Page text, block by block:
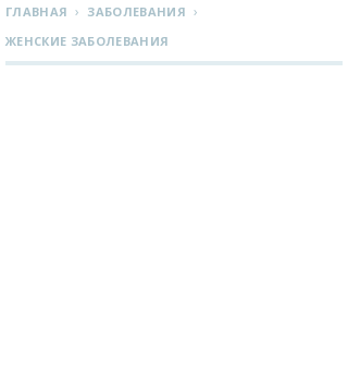
ГЛАВНАЯ › ЗАБОЛЕВАНИЯ ›
ЖЕНСКИЕ ЗАБОЛЕВАНИЯ